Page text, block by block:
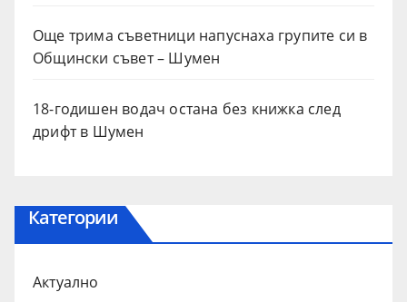
Още трима съветници напуснаха групите си в
Общински съвет – Шумен
18-годишен водач остана без книжка след
дрифт в Шумен
Категории
Актуално